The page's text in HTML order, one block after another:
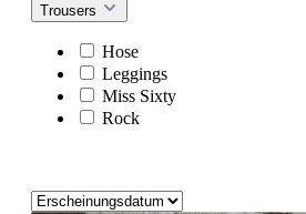
Trousers
Hose
Leggings
Miss Sixty
Rock